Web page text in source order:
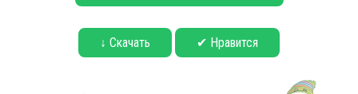
↓ Скачать ✔ Нравится